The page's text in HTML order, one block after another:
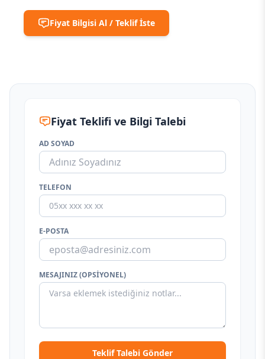
Fiyat Bilgisi Al / Teklif İste
Fiyat Teklifi ve Bilgi Talebi
AD SOYAD
TELEFON
E-POSTA
MESAJINIZ (OPSIYONEL)
Teklif Talebi Gönder